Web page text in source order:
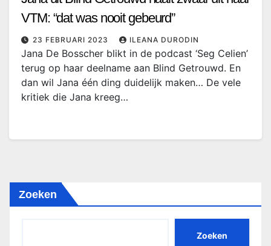
VTM: “dat was nooit gebeurd”
23 FEBRUARI 2023 ILEANA DURODIN
Jana De Bosscher blikt in de podcast ‘Seg Celien’
terug op haar deelname aan Blind Getrouwd. En
dan wil Jana één ding duidelijk maken… De vele
kritiek die Jana kreeg…
Zoeken
Zoeken